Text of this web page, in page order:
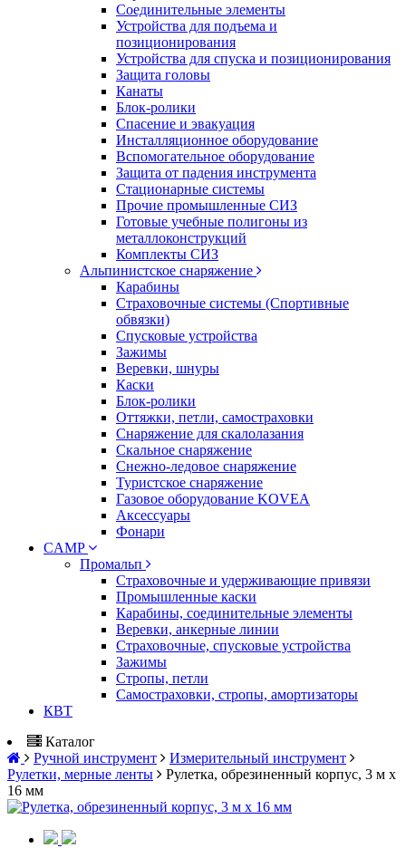
Соединительные элементы
Устройства для подъема и
позиционирования
Устройства для спуска и позиционирования
Защита головы
Канаты
Блок-ролики
Спасение и эвакуация
Инсталляционное оборудование
Вспомогательное оборудование
Защита от падения инструмента
Стационарные системы
Прочие промышленные СИЗ
Готовые учебные полигоны из
металлоконструкций
Комплекты СИЗ
Альпинистское снаряжение
Карабины
Страховочные системы (Спортивные
обвязки)
Спусковые устройства
Зажимы
Веревки, шнуры
Каски
Блок-ролики
Оттяжки, петли, самостраховки
Снаряжение для скалолазания
Скальное снаряжение
Снежно-ледовое снаряжение
Туристское снаряжение
Газовое оборудование KOVEA
Аксессуары
Фонари
CAMP
Промальп
Страховочные и удерживающие привязи
Промышленные каски
Карабины, соединительные элементы
Веревки, анкерные линии
Страховочные, спусковые устройства
Зажимы
Стропы, петли
Самостраховки, стропы, амортизаторы
КВТ
Каталог
Ручной инструмент
Измерительный инструмент
Рулетки, мерные ленты
Рулетка, обрезиненный корпус, 3 м х
16 мм